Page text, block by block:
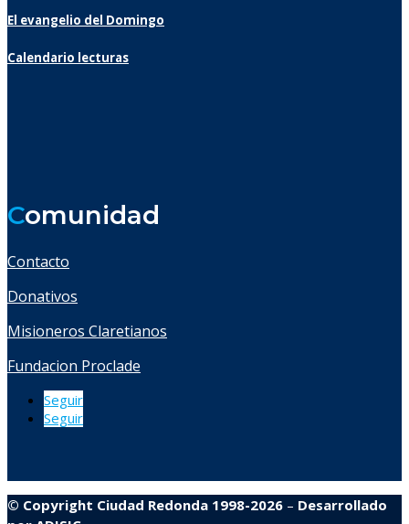
El evangelio del Domingo
Calendario lecturas
Comunidad
Contacto
Donativos
Misioneros Claretianos
Fundacion Proclade
Seguir
Seguir
© Copyright Ciudad Redonda 1998-2026 – Desarrollado